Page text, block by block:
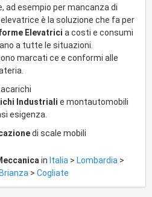
ad esempio per mancanza di
è la soluzione che fa per
Elevatrici a costi e consumi
a tutte le situazioni.
marcati ce e conformi alle
Industriali e montautomobili
esigenza.
di scale mobili
in Italia > Lombardia >
> Cogliate